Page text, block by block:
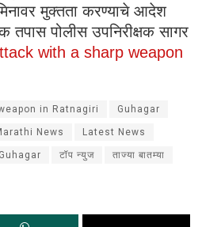
मुक्तता करण्याचे आदेश
तपास पोलीस उपनिरीक्षक सागर
with a sharp weapon
in Ratnagiri Guhagar
News Latest News
टॉप न्युज ताज्या बातम्या